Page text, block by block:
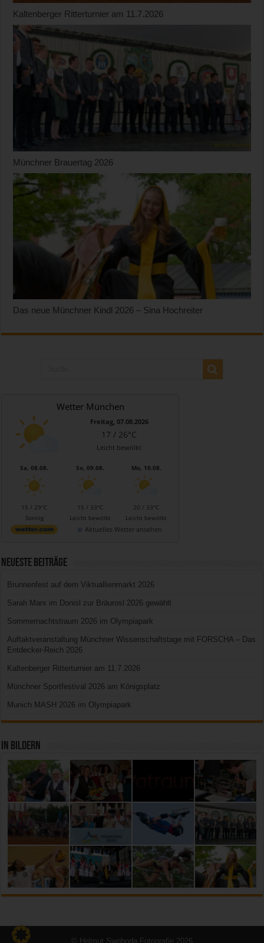
Kaltenberger Ritterturnier am 11.7.2026
Münchner Brauertag 2026
Das neue Münchner Kindl 2026 – Sina Hochreiter
Wetter München
Freitag, 07.08.2026
17 / 26°C
Leicht bewölkt
Sa, 08.08.
15 / 29°C
Sonnig
So, 09.08.
15 / 33°C
Leicht bewölkt
Mo, 10.08.
20 / 33°C
Leicht bewölkt
Aktuelles Wetter ansehen
Neueste Beiträge
Brunnenfest auf dem Viktuallienmarkt 2026
Sarah Marx im Donisl zur Bräurosl 2026 gewählt
Sommernachtstraum 2026 im Olympiapark
Auftaktveranstaltung Münchner Wissenschaftstage mit FORSCHA – Das
Entdecker-Reich 2026
Kaltenberger Ritterturnier am 11.7.2026
Münchner Sportfestival 2026 am Königsplatz
Munich MASH 2026 im Olympiapark
In Bildern
© Helmut Swoboda Fotografie 2026